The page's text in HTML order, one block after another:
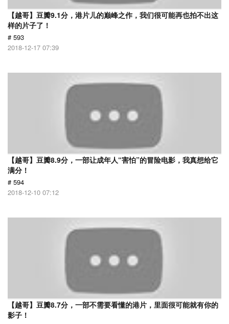
【越哥】豆瓣9.1分，港片儿的巅峰之作，我们很可能再也拍不出这
样的片子了！
# 593
2018-12-17 07:39
【越哥】豆瓣8.9分，一部让成年人“害怕”的冒险电影，我真想给它
满分！
# 594
2018-12-10 07:12
【越哥】豆瓣8.7分，一部不需要看懂的港片，里面很可能就有你的
影子！